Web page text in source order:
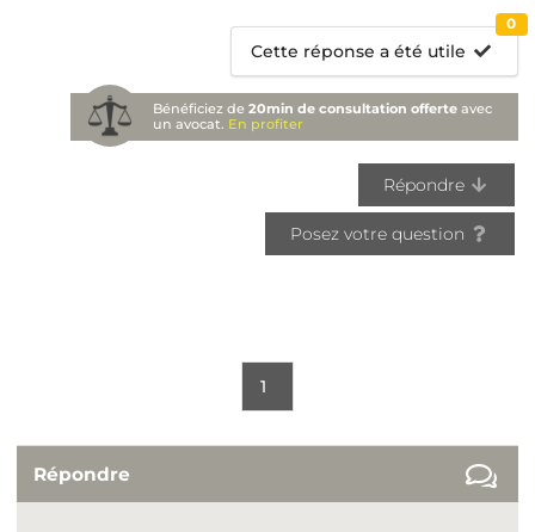
Cette réponse a été utile
0
Bénéficiez de20min de consultation offerte avec
un avocat. En profiter
Répondre
Posez votre question
1
Répondre